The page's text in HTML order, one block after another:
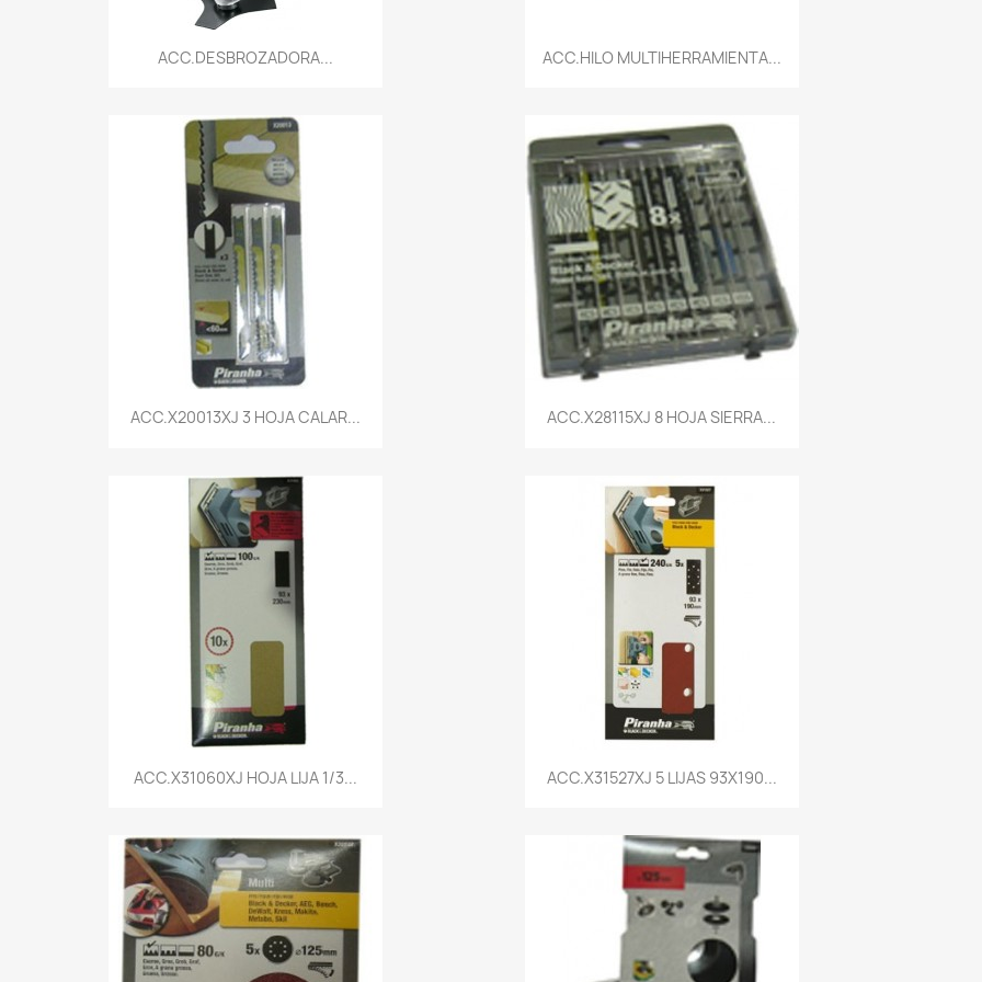
Vista rápida
ACC.DESBROZADORA... Vista rápida
ACC.HILO MULTIHERRAMIENTA...
Vista rápida
ACC.X20013XJ 3 HOJA CALAR... Vista rápida
ACC.X28115XJ 8 HOJA SIERRA...
Vista rápida
ACC.X31060XJ HOJA LIJA 1/3... Vista rápida
ACC.X31527XJ 5 LIJAS 93X190...